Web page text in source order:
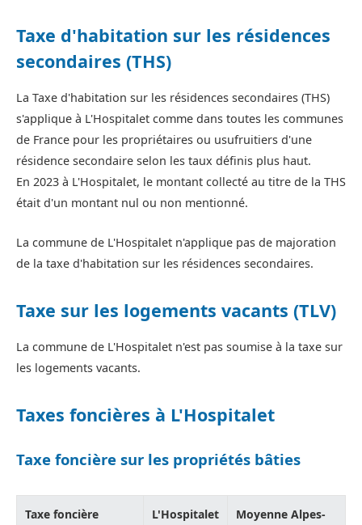
Taxe d'habitation sur les résidences
secondaires (THS)
La Taxe d'habitation sur les résidences secondaires (THS)
s'applique à L'Hospitalet comme dans toutes les communes
de France pour les propriétaires ou usufruitiers d'une
résidence secondaire selon les taux définis plus haut.
En 2023 à L'Hospitalet, le montant collecté au titre de la THS
était d'un montant nul ou non mentionné.
La commune de L'Hospitalet n'applique pas de majoration
de la taxe d'habitation sur les résidences secondaires.
Taxe sur les logements vacants (TLV)
La commune de L'Hospitalet n'est pas soumise à la taxe sur
les logements vacants.
Taxes foncières à L'Hospitalet
Taxe foncière sur les propriétés bâties
Taxe foncière
L'Hospitalet
Moyenne Alpes-